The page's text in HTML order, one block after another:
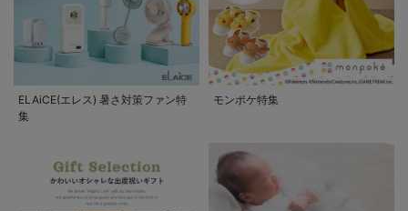
ELAiCE(エレス) 暑さ対策ファン特
集
モンポケ特集